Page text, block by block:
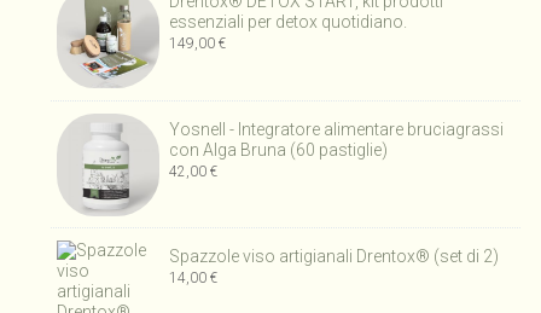
essenziali per detox quotidiano.
149,00 €
Yosnell - Integratore alimentare bruciagrassi
con Alga Bruna (60 pastiglie)
42,00 €
Spazzole viso artigianali Drentox® (set di 2)
14,00 €